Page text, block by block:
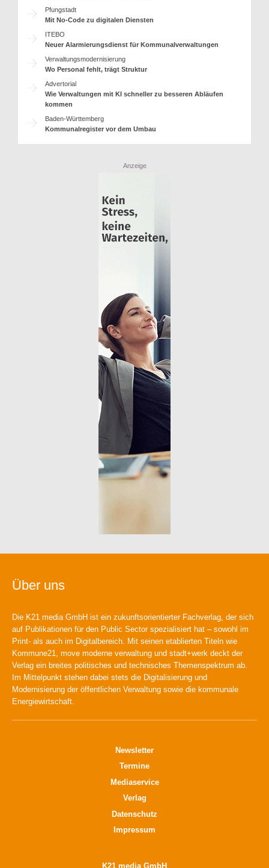
Pfungstadt
Mit No-Code zu digitalen Diensten
ITEBO
Neuer Alarmierungsdienst für Kommunalverwaltungen
Verwaltungsmodernisierung
Wo Personal fehlt, trägt Struktur
Advertorial
Wie Verwaltungen mit KI schneller zu besseren Abläufen
kommen
Baden-Württemberg
Kommunalregister vor dem Umbau
Anzeige
Über uns
Die K21 media GmbH ist ein zukunftsorientierter Fachverlag, der sich
auf Publikationen für den Public Sector spezialisiert hat – sowohl im
Print- als auch im Digitalbereich. Mit seinen etablierten Titeln wie
Kommune21, move moderne verwaltung und stadt+werk deckt der
Verlag ein breites politisches und technisches Themenspektrum ab.
Im Mittelpunkt stehen dabei stets die Digitalisierung und
Modernisierung der öffentlichen Verwaltung sowie die kommunale
Energiewirtschaft.
Newsletter
Termine
Mediaservice
Verlag
Datenschutz
Impressum
K21 media GmbH